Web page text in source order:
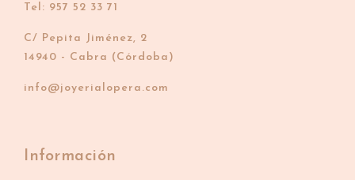
Tel: 957 52 33 71
C/ Pepita Jiménez, 2
14940 - Cabra (Córdoba)
info@joyerialopera.com
Información